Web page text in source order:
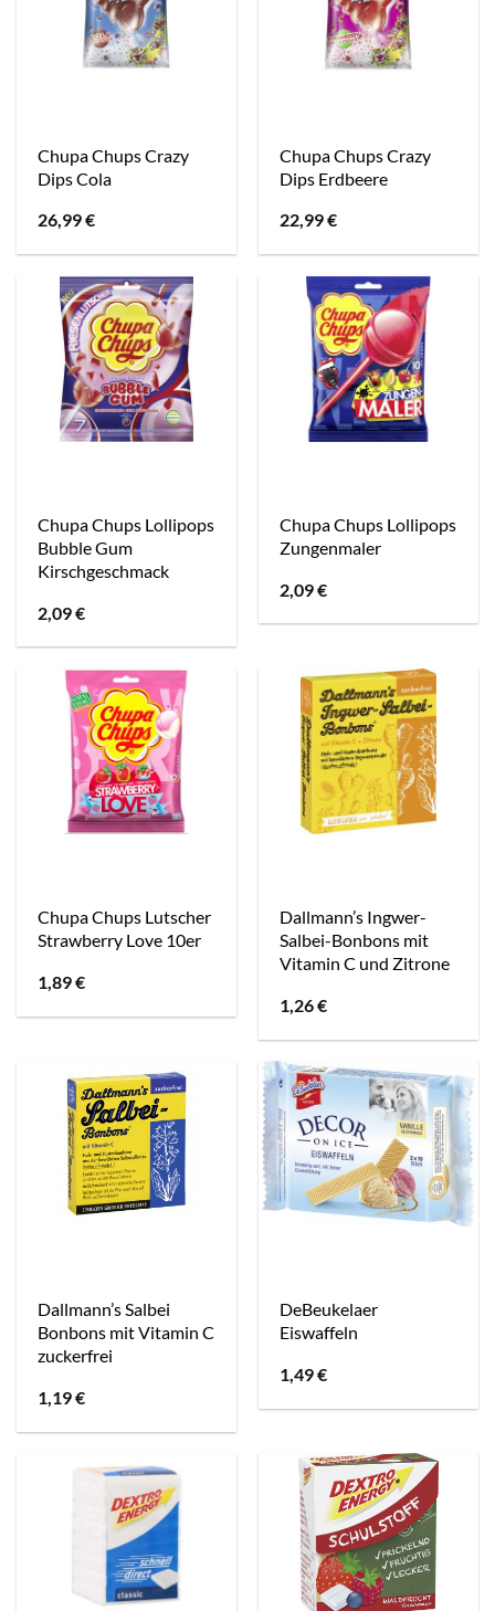
Chupa Chups Crazy
Dips Cola
26,99€
Chupa Chups Crazy
Dips Erdbeere
22,99€
Chupa Chups Lollipops
Bubble Gum
Kirschgeschmack
2,09€
Chupa Chups Lollipops
Zungenmaler
2,09€
Chupa Chups Lutscher
Strawberry Love 10er
1,89€
Dallmann’s Ingwer-
Salbei-Bonbons mit
Vitamin C und Zitrone
1,26€
Dallmann’s Salbei
Bonbons mit Vitamin C
zuckerfrei
1,19€
DeBeukelaer
Eiswaffeln
1,49€